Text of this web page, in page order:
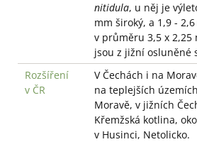
nitidula, u něj je
mm široký, a 1,9 -
v průměru 3,5 x 2,25
jsou z jižní osluněné
Rozšíření
v ČR
V Čechách i na
na teplejších
Moravě, v jižních
Křemžská kotlina,
v Husinci, Netolicko.